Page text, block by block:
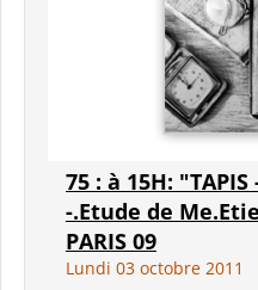
75 : à 15H: "TAPIS
-.Etude de
PARIS 09
Lundi 03 octobre 2011